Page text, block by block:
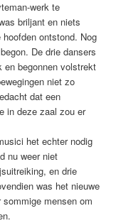
werk te
briljant en niets
ontstond. Nog
De drie dansers
en begonnen volstrekt
niet zo
dat een
in deze zaal zou er
het echter nodig
nu weer niet
en drie
was het nieuwe
mensen om